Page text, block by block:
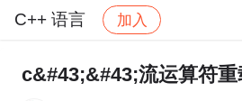
C++ 语言 加入
社区 C++ 语言 帖子详情
c&#43;&#43;流运算符重